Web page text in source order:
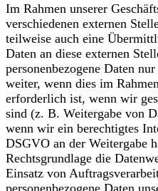
Im Rahmen unserer
verschiedenen externen
teilweise auch eine
Daten an diese externen
personenbezogene Daten
weiter, wenn dies im
erforderlich ist, wenn wir
sind (z. B. Weitergabe von
wenn wir ein berechtigtes
DSGVO an der Weitergabe
Rechtsgrundlage die
Einsatz von
personenbezogene Daten